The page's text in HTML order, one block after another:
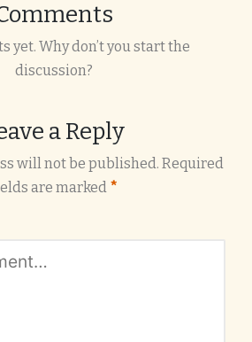
yet. Why don’t you start the
discussion?
a Reply
will not be published. Required
are marked *